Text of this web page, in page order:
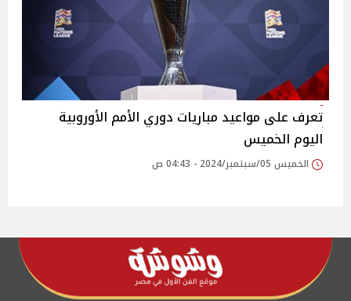
تعرف على مواعيد مباريات دوري الأمم الأوروبية
اليوم الخميس
الخميس 05/سبتمبر/2024 - 04:43 ص